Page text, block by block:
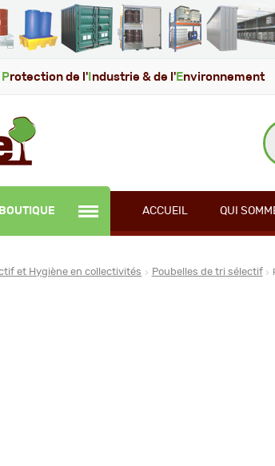
Protection de l' ndustrie & de l' Environnement
de
ACCUEIL QUI
et Hygiène en collectivités Poubelles de tri sélectif